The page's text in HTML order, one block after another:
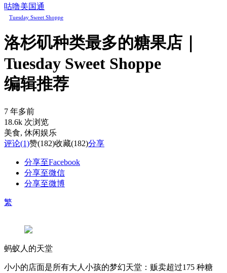
咕噜美国通
Tuesday Sweet Shoppe
洛杉矶种类最多的糖果店｜
Tuesday Sweet Shoppe
编辑推荐
7 年多前
18.6k 次浏览
美食, 休闲娱乐
评论(1)赞(182)收藏(182)分享
分享至Facebook
分享至微信
分享至微博
繁
蚂蚁人的天堂
小小的店面是所有大人小孩的梦幻天堂：贩卖超过175 种糖